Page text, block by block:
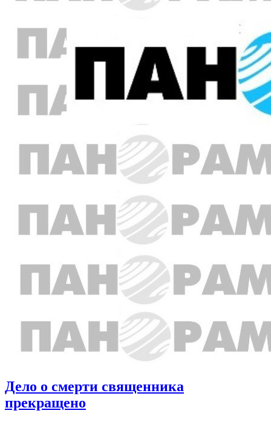
Дело о смерти священника
прекращено